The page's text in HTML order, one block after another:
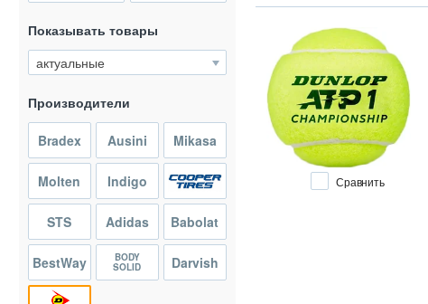
Сравнить
Показывать товары
Производители
Bradex Ausini Mikasa
Molten Indigo
STS Adidas Babolat
BestWay BODY
SOLID Darvish